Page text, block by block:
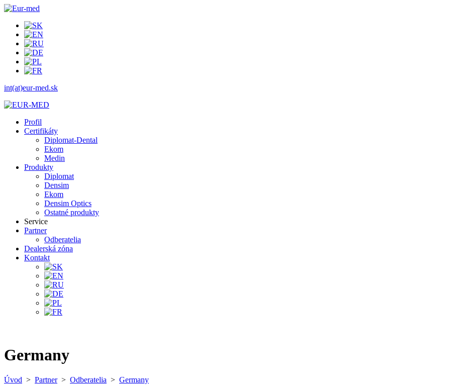
int(at)eur-med.sk
Profil
Certifikáty
Diplomat-Dental
Ekom
Medin
Produkty
Diplomat
Densim
Ekom
Densim Optics
Ostatné produkty
Service
Partner
Odberatelia
Dealerská zóna
Kontakt
Germany
Úvod > Partner> Odberatelia > Germany